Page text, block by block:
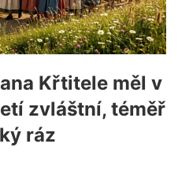
Křtitele měl v
zvláštní, téměř
ráz